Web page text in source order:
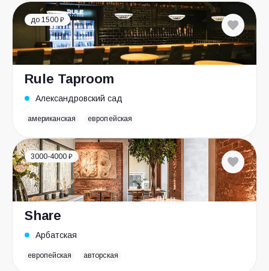
до 1500 ₽
Rule Taproom
Александровский сад
американская европейская
3000-4000 ₽
Share
Арбатская
европейская авторская